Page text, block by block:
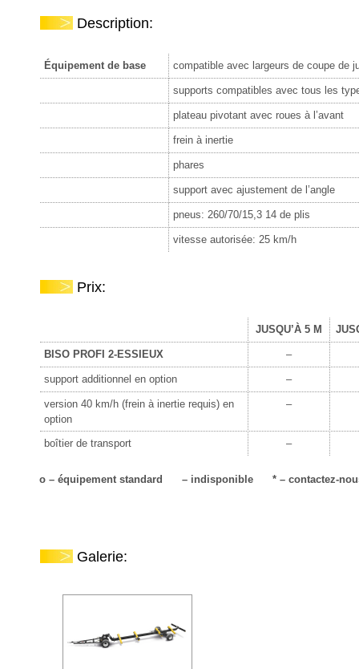
Description:
Équipement de base compatible avec largeurs de coupe de
supports compatibles avec tous les
plateau pivotant avec roues à l’avant
frein à inertie
phares
support avec ajustement de l’angle
pneus: 260/70/15,3 14 de plis
vitesse autorisée: 25 km/h
Prix:
JUSQU’À 5 M
BISO PROFI 2-ESSIEUX –
support additionnel en option –
version 40 km/h (frein à inertie requis) en
option
–
boîtier de transport –
o – équipement standard – indisponible * – contactez-
Galerie: